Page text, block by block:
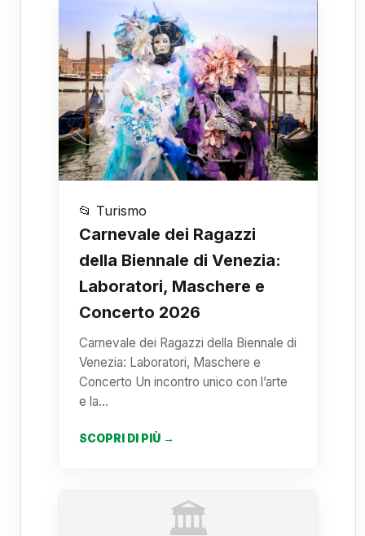
📂 Turismo
Carnevale dei Ragazzi
della Biennale di Venezia:
Laboratori, Maschere e
Concerto 2026
Carnevale dei Ragazzi della Biennale di
Venezia: Laboratori, Maschere e
Concerto Un incontro unico con l’arte
e la…
SCOPRI DI PIÙ →
🏛️